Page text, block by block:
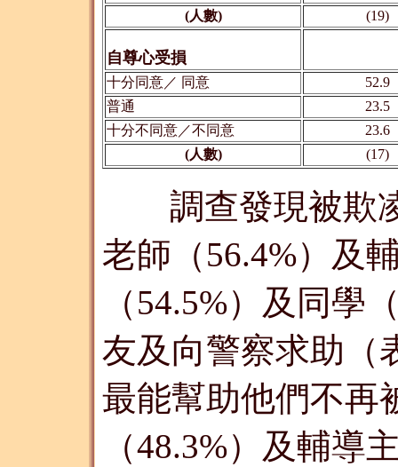
(人數)
(19)
自尊心受損
十分同意／ 同意
52.9
普通
23.5
十分不同意／不同意
23.6
(人數)
(17)
調查發現被欺
老師（56.4%）及
（54.5%）及同學
友及向警察求助（
最能幫助他們不再
（48.3%）及輔導